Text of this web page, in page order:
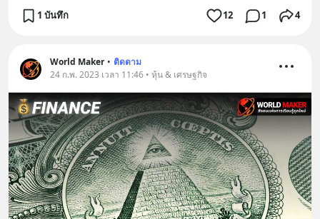
1 บันทึก 12 1 4
World Maker • ติดตาม
24 ก.พ. 2023 เวลา 11:46 • หุ้น & เศรษฐกิจ